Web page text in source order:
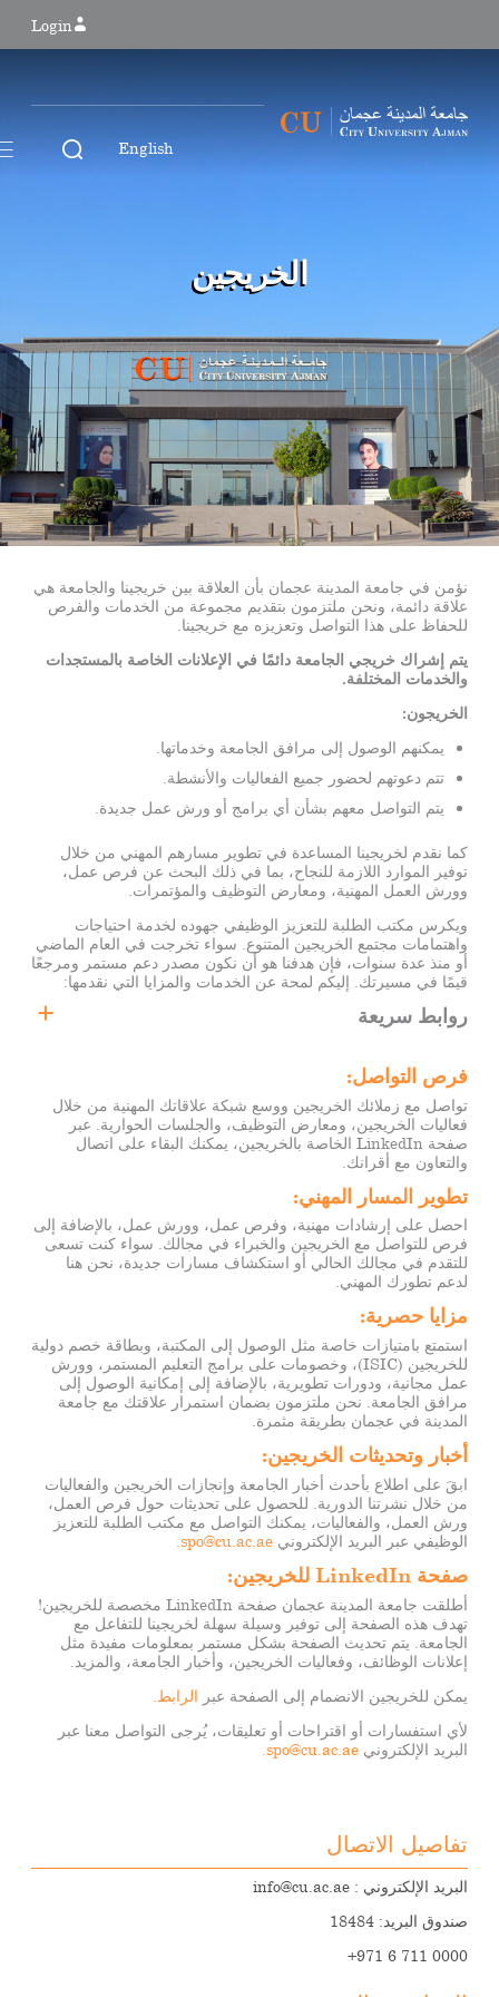
Login
English
الخريجين
نؤمن في جامعة المدينة عجمان بأن العلاقة بين خريجينا والجامعة هي
علاقة دائمة، ونحن ملتزمون بتقديم مجموعة من الخدمات والفرص
للحفاظ على هذا التواصل وتعزيزه مع خريجينا.
يتم إشراك خريجي الجامعة دائمًا في الإعلانات الخاصة بالمستجدات
والخدمات المختلفة.
الخريجون:
يمكنهم الوصول إلى مرافق الجامعة وخدماتها.
تتم دعوتهم لحضور جميع الفعاليات والأنشطة.
يتم التواصل معهم بشأن أي برامج أو ورش عمل جديدة.
كما نقدم لخريجينا المساعدة في تطوير مسارهم المهني من خلال
توفير الموارد اللازمة للنجاح، بما في ذلك البحث عن فرص عمل،
وورش العمل المهنية، ومعارض التوظيف والمؤتمرات.
ويكرس مكتب الطلبة للتعزيز الوظيفي جهوده لخدمة احتياجات
واهتمامات مجتمع الخريجين المتنوع. سواء تخرجت في العام الماضي
أو منذ عدة سنوات، فإن هدفنا هو أن نكون مصدر دعم مستمر ومرجعًا
قيمًا في مسيرتك. إليكم لمحة عن الخدمات والمزايا التي نقدمها:
روابط سريعة
الإرشاد المهني
ورش العمل والفعاليات المهنية
معارض التوظيف
فرص التدريب وفرص العمل
الشركاء
أصحاب العمل
تواصل معنا
فرص التواصل:
تواصل مع زملائك الخريجين ووسع شبكة علاقاتك المهنية من خلال
فعاليات الخريجين، ومعارض التوظيف، والجلسات الحوارية. عبر
صفحة LinkedIn الخاصة بالخريجين، يمكنك البقاء على اتصال
والتعاون مع أقرانك.
تطوير المسار المهني:
احصل على إرشادات مهنية، وفرص عمل، وورش عمل، بالإضافة إلى
فرص للتواصل مع الخريجين والخبراء في مجالك. سواء كنت تسعى
للتقدم في مجالك الحالي أو استكشاف مسارات جديدة، نحن هنا
لدعم تطورك المهني.
مزايا حصرية:
استمتع بامتيازات خاصة مثل الوصول إلى المكتبة، وبطاقة خصم دولية
للخريجين (ISIC)، وخصومات على برامج التعليم المستمر، وورش
عمل مجانية، ودورات تطويرية، بالإضافة إلى إمكانية الوصول إلى
مرافق الجامعة. نحن ملتزمون بضمان استمرار علاقتك مع جامعة
المدينة في عجمان بطريقة مثمرة.
أخبار وتحديثات الخريجين:
ابقَ على اطلاع بأحدث أخبار الجامعة وإنجازات الخريجين والفعاليات
من خلال نشرتنا الدورية. للحصول على تحديثات حول فرص العمل،
ورش العمل، والفعاليات، يمكنك التواصل مع مكتب الطلبة للتعزيز
الوظيفي عبر البريد الإلكتروني spo@cu.ac.ae.
صفحة LinkedIn للخريجين:
أطلقت جامعة المدينة عجمان صفحة LinkedIn مخصصة للخريجين!
تهدف هذه الصفحة إلى توفير وسيلة سهلة لخريجينا للتفاعل مع
الجامعة. يتم تحديث الصفحة بشكل مستمر بمعلومات مفيدة مثل
إعلانات الوظائف، وفعاليات الخريجين، وأخبار الجامعة، والمزيد.
يمكن للخريجين الانضمام إلى الصفحة عبر الرابط.
لأي استفسارات أو اقتراحات أو تعليقات، يُرجى التواصل معنا عبر
البريد الإلكتروني spo@cu.ac.ae.
تفاصيل الاتصال
البريد الإلكتروني : info@cu.ac.ae
صندوق البريد: 18484
+971 6 711 0000